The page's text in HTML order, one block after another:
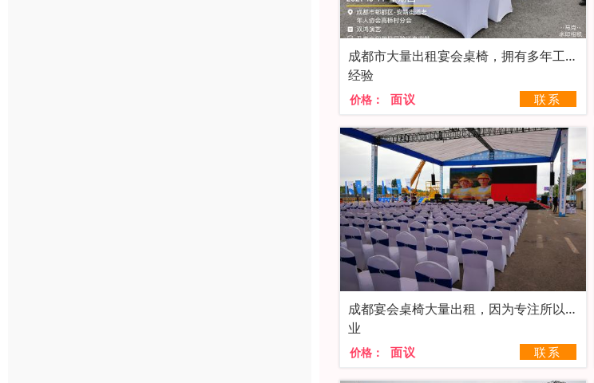
成都市大量出租宴会桌椅，拥有多年工作
经验
价格： 面议 联系
成都宴会桌椅大量出租，因为专注所以专
业
价格： 面议 联系